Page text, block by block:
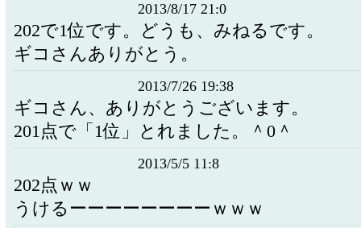
2013/8/17 21:0
202で1位です。どうも、みねるです。
ギコさんありがとう。
2013/7/26 19:38
ギコさん、ありがとうございます。
201点で「1位」とれました。＾0＾
2013/5/5 11:8
202点ｗｗ
うけるーーーーーーーーｗｗｗ